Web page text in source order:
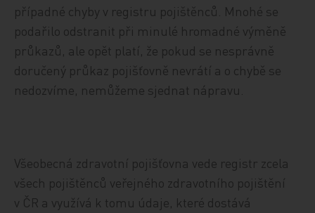
případné chyby v registru pojištěnců. Mnohé se
podařilo odstranit při minulé hromadné výměně
průkazů, ale opět platí, že pokud se nesprávně
doručený průkaz pojišťovně nevrátí a o chybě se
nedozvíme, nemůžeme sjednat nápravu.
Všeobecná zdravotní pojišťovna vede registr zcela
všech pojištěnců veřejného zdravotního pojištění
v ČR a využívá k tomu údaje, které dostává